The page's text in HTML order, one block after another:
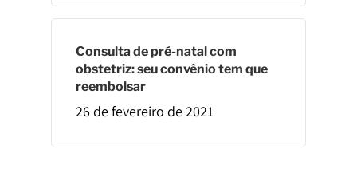
Consulta de pré-natal com
obstetriz: seu convênio tem que
reembolsar
26 de fevereiro de 2021